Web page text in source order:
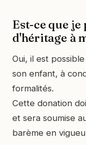
Est-ce que
d'héritage à
Oui, il est
son enfant, à
formalités.
Cette donation
et sera soumise
barème en